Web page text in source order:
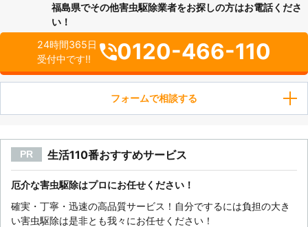
福島県でその他害虫駆除業者をお探しの方はお電話くださ
い！
24時間365日
受付中です!!
0120-466-110
フォームで相談する
PR 生活110番おすすめサービス
厄介な害虫駆除はプロにお任せください！
確実・丁寧・迅速の高品質サービス！自分でするには負担の大き
い害虫駆除は是非とも我々にお任せください！